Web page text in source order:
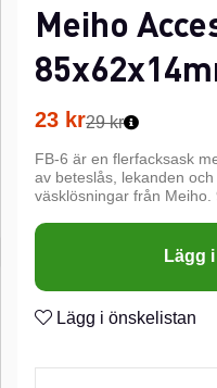
Meiho
23 kr29 kr
FB-6 är en flerfacksask
av beteslås, lekanden
väsklösningar från Meiho.
Lägg
Lägg i önskelistan